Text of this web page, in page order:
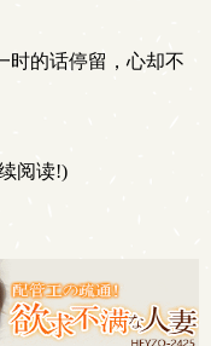
的话停留，心却不
阅读!)